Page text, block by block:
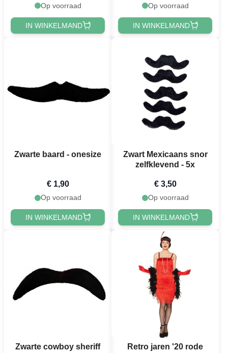
Op voorraad
IN WINKELMAND
Op voorraad
IN WINKELMAND
Zwarte baard - onesize
€ 1,90
Op voorraad
IN WINKELMAND
Zwart Mexicaans snor
zelfklevend - 5x
€ 3,50
Op voorraad
IN WINKELMAND
Zwarte cowboy sheriff
Retro jaren '20 rode